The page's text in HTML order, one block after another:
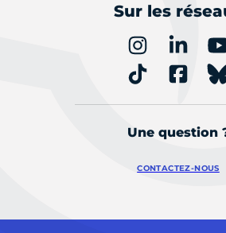
Sur les
Une question
CONTACTEZ-NOUS